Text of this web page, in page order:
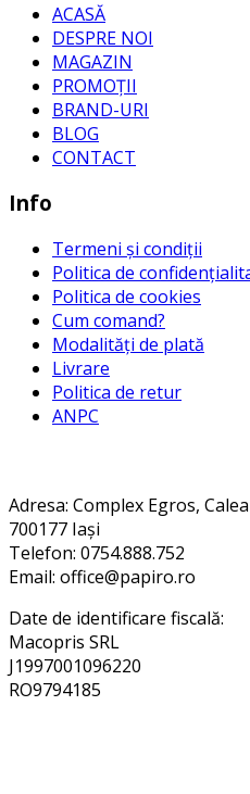
ACASĂ
DESPRE NOI
MAGAZIN
PROMOȚII
BRAND-URI
BLOG
CONTACT
Info
Termeni și condiții
Politica de
Politica de cookies
Cum comand?
Modalități de plată
Livrare
Politica de retur
ANPC
Adresa: Complex Egros,
700177 Iași
Telefon: 0754.888.752
Email: office@papiro.ro
Date de identificare fiscală:
Macopris SRL
J1997001096220
RO9794185